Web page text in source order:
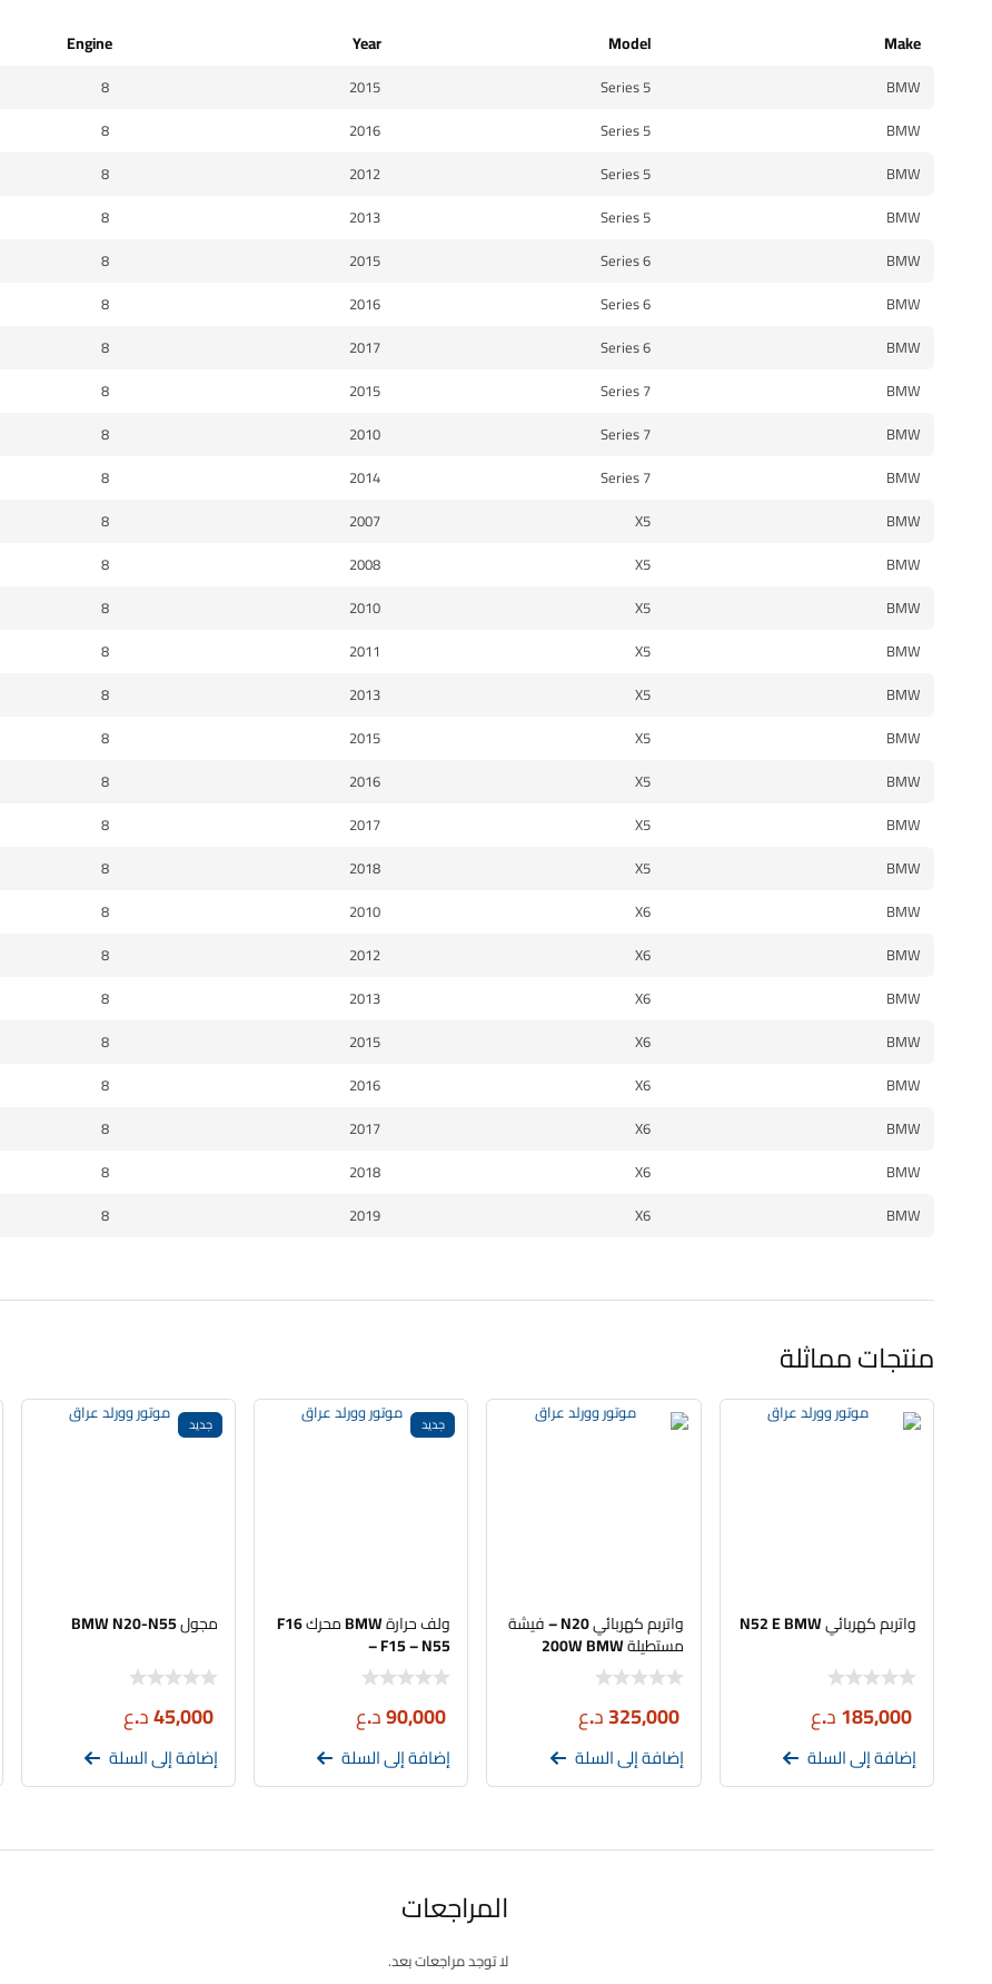
Make
Model
Year
Engine
BMW
5 Series
2015
8
BMW
5 Series
2016
8
BMW
5 Series
2012
8
BMW
5 Series
2013
8
BMW
6 Series
2015
8
BMW
6 Series
2016
8
BMW
6 Series
2017
8
BMW
7 Series
2015
8
BMW
7 Series
2010
8
BMW
7 Series
2014
8
BMW
X5
2007
8
BMW
X5
2008
8
BMW
X5
2010
8
BMW
X5
2011
8
BMW
X5
2013
8
BMW
X5
2015
8
BMW
X5
2016
8
BMW
X5
2017
8
BMW
X5
2018
8
BMW
X6
2010
8
BMW
X6
2012
8
BMW
X6
2013
8
BMW
X6
2015
8
BMW
X6
2016
8
BMW
X6
2017
8
BMW
X6
2018
8
BMW
X6
2019
8
منتجات مماثلة
واتربم كهربائي N52 E BMW
185,000د.ع
إضافة إلى السلة
واتربم كهربائي N20 – فيشة
مستطيلة 200W BMW
325,000د.ع
إضافة إلى السلة
جديد
ولف حرارة BMW محرك F16
– F15 – N55
90,000د.ع
إضافة إلى السلة
جديد
مجول BMW N20-N55
45,000د.ع
إضافة إلى السلة
المراجعات
لا توجد مراجعات بعد.